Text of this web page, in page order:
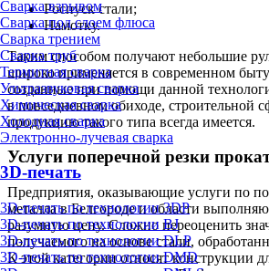
Сварка взрывом
Сварка под слоем флюса
Сварка трением
Сварка труб
Термитная сварка
Ультразвуковая сварка
Химическая сварка
Холодная сварка
Электронно-лучевая сварка
3D-печать
3D-печать по технологии 3DP
3D-печать по технологии BJ
3D-печать по технологии DLP
3D-печать по технологии DMD
Роспуск стали;
Намотку.
Таким способом получают небольшие
широко применяется в современном
созданные при помощи данной
в повседневном обиходе, строительной
продукцию такого типа всегда имеется.
Услуги поперечной резки
Предприятия, оказывающие услуги по
металла в Белгороде и области
разумную цену. Сложно переоценить
получаемого на основе стали,
К этой категории относят конструкции